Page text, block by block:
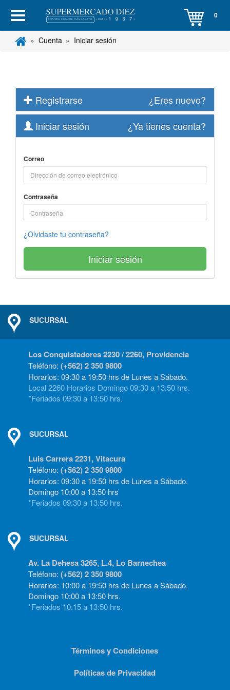
0
Cuenta Iniciar sesión
Registrarse
¿Eres nuevo?
Iniciar sesión
¿Ya tienes cuenta?
Correo
Contraseña
¿Olvidaste tu contraseña?
Iniciar sesión
SUCURSAL
Los Conquistadores 2230 / 2260, Providencia
Teléfono: (+562) 2 350 9800
Horarios: 09:30 a 19:50 hrs de Lunes a Sábado.
Local 2260 Horarios Domingo 09:30 a 13:50 hrs.
*Feriados 09:30 a 13:50 hrs.
SUCURSAL
Luis Carrera 2231, Vitacura
Teléfono: (+562) 2 350 9800
Horarios: 09:30 a 19:50 hrs de Lunes a Sábado.
Domingo 10:00 a 13:50 hrs
*Feriados 09:30 a 13:50 hrs.
SUCURSAL
Av. La Dehesa 3265, L.4, Lo Barnechea
Teléfono: (+562) 2 350 9800
Horarios: 10:00 a 19:50 hrs de Lunes a Sábado.
Domingo 10:00 a 13:50 hrs.
*Feriados 10:15 a 13:50 hrs.
Términos y Condiciones
Políticas de Privacidad